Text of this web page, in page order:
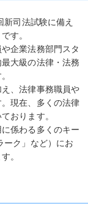
司法試験に備え
す。
企業法務部門スタ
大級の法律・法務
、法律事務職員や
現在、多くの法律
おります。
係わる多くのキー
ーク」など）にお
。